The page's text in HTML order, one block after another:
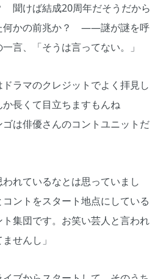
聞けば結成20周年だそうだから
何かの前兆か？ ――謎が謎を呼
言、「そうは言ってない。」
ラマのクレジットでよく拝見し
長くて目立ちますもんね
ゴは俳優さんのコントユニットだ
れているなとは思っていまし
ントをスタート地点にしている
集団です。お笑い芸人と言われ
せんし」